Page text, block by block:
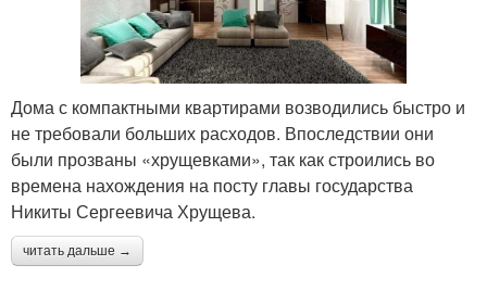
Дома с компактными квартирами возводились быстро и
не требовали больших расходов. Впоследствии они
были прозваны «хрущевками», так как строились во
времена нахождения на посту главы государства
Никиты Сергеевича Хрущева.
читать дальше →